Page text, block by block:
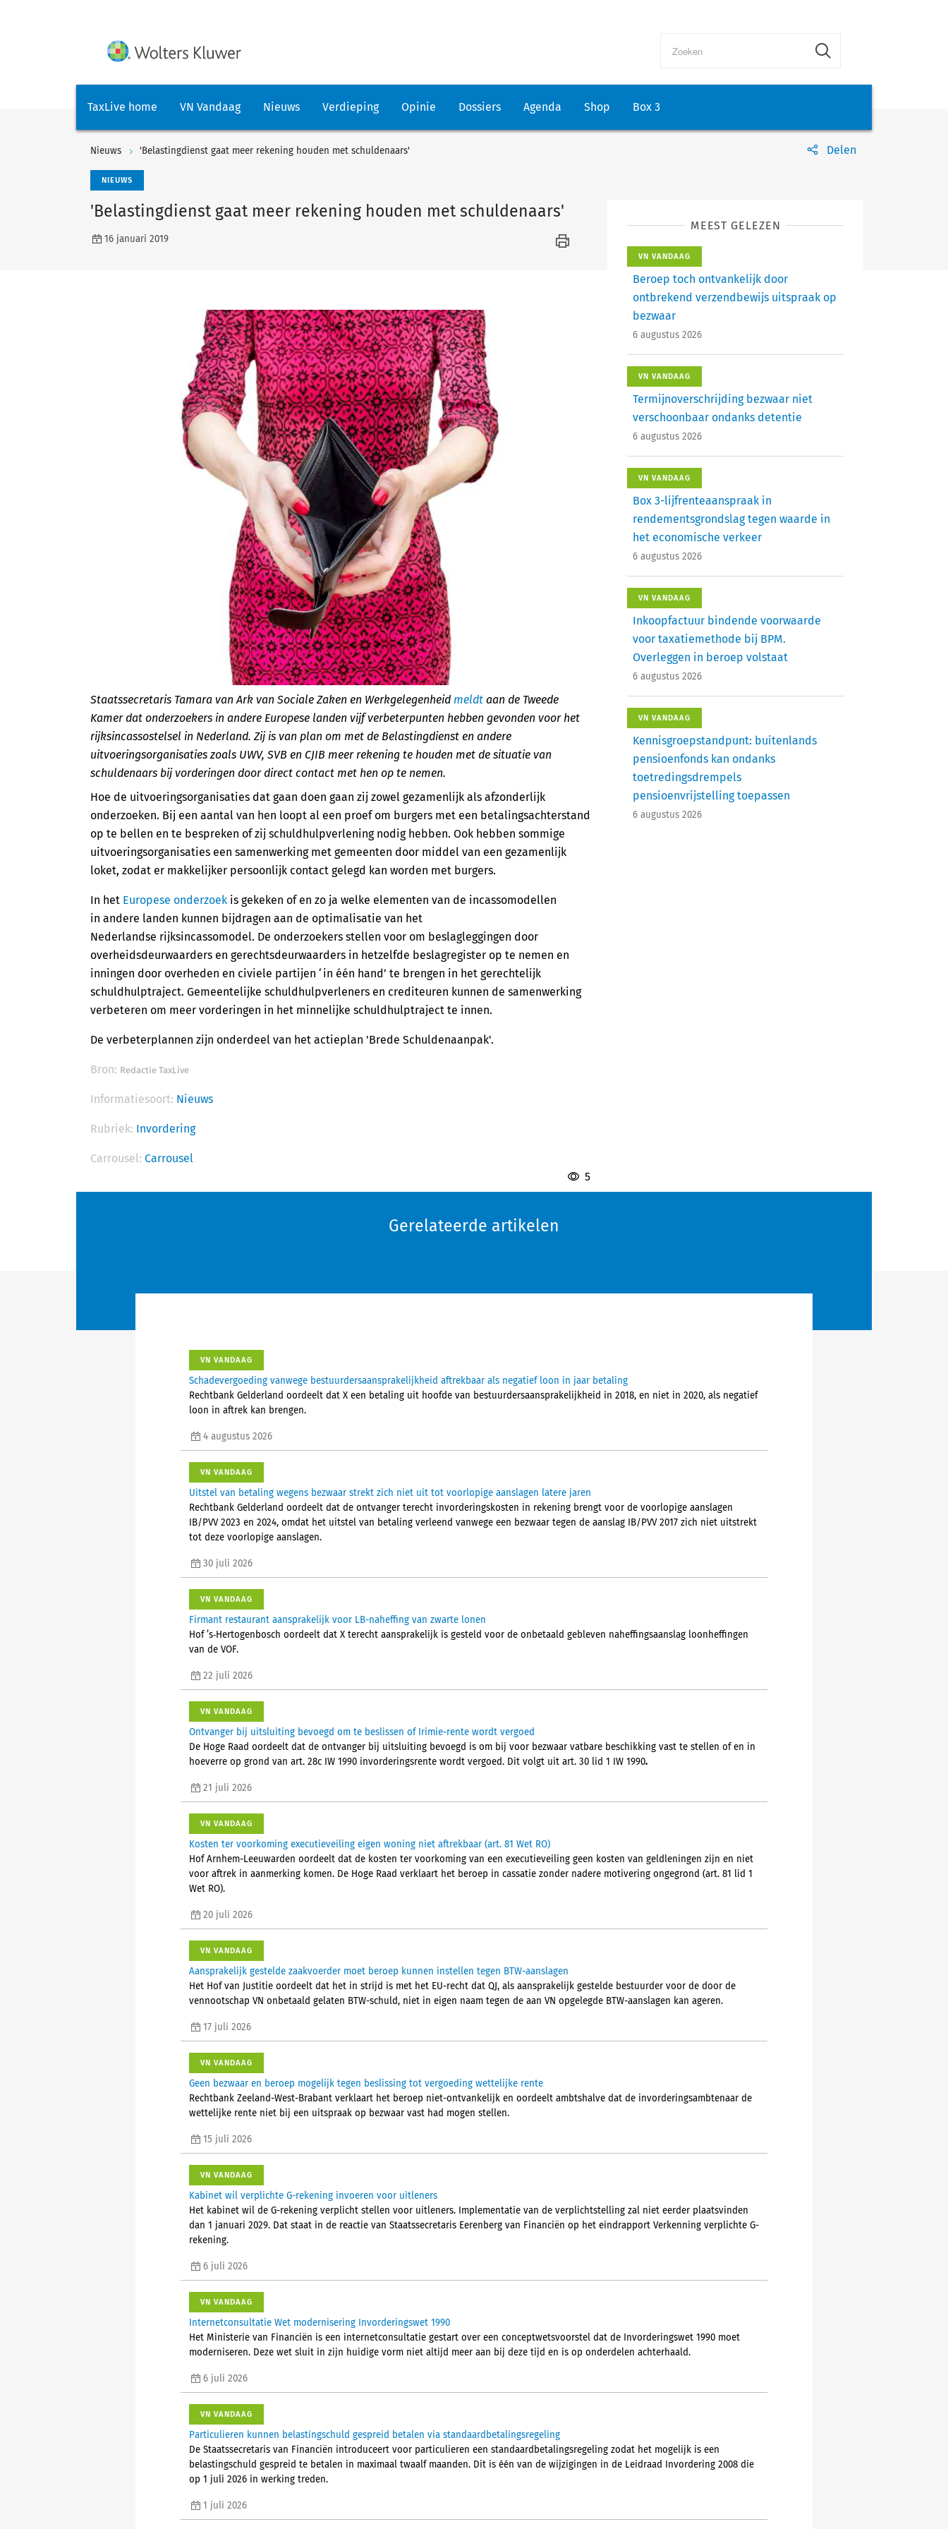
TaxLive home VN Vandaag Nieuws Verdieping Opinie Dossiers Agenda Shop Box 3
Nieuws 'Belastingdienst gaat meer rekening houden met schuldenaars' Delen
NIEUWS
'Belastingdienst gaat meer rekening houden met schuldenaars'
16 januari 2019
Staatssecretaris Tamara van Ark van Sociale Zaken en Werkgelegenheid meldt aan de Tweede
Kamer dat onderzoekers in andere Europese landen vijf verbeterpunten hebben gevonden voor het
rijksincassostelsel in Nederland. Zij is van plan om met de Belastingdienst en andere
uitvoeringsorganisaties zoals UWV, SVB en CJIB meer rekening te houden met de situatie van
schuldenaars bij vorderingen door direct contact met hen op te nemen.
Hoe de uitvoeringsorganisaties dat gaan doen gaan zij zowel gezamenlijk als afzonderlijk
onderzoeken. Bij een aantal van hen loopt al een proef om burgers met een betalingsachterstand
op te bellen en te bespreken of zij schuldhulpverlening nodig hebben. Ook hebben sommige
uitvoeringsorganisaties een samenwerking met gemeenten door middel van een gezamenlijk
loket, zodat er makkelijker persoonlijk contact gelegd kan worden met burgers.
In het Europese onderzoek is gekeken of en zo ja welke elementen van de incassomodellen
in andere landen kunnen bijdragen aan de optimalisatie van het
Nederlandse rijksincassomodel. De onderzoekers stellen voor om beslagleggingen door
overheidsdeurwaarders en gerechtsdeurwaarders in hetzelfde beslagregister op te nemen en
inningen door overheden en civiele partijen ‘in één hand’ te brengen in het gerechtelijk
schuldhulptraject. Gemeentelijke schuldhulpverleners en crediteuren kunnen de samenwerking
verbeteren om meer vorderingen in het minnelijke schuldhulptraject te innen.
De verbeterplannen zijn onderdeel van het actieplan 'Brede Schuldenaanpak'.
Bron: Redactie TaxLive
Informatiesoort: Nieuws
Rubriek: Invordering
Carrousel: Carrousel
5
MEEST GELEZEN
VN VANDAAG
Beroep toch ontvankelijk door
ontbrekend verzendbewijs uitspraak op
bezwaar
6 augustus 2026
VN VANDAAG
Termijnoverschrijding bezwaar niet
verschoonbaar ondanks detentie
6 augustus 2026
VN VANDAAG
Box 3-lijfrenteaanspraak in
rendementsgrondslag tegen waarde in
het economische verkeer
6 augustus 2026
VN VANDAAG
Inkoopfactuur bindende voorwaarde
voor taxatiemethode bij BPM.
Overleggen in beroep volstaat
6 augustus 2026
VN VANDAAG
Kennisgroepstandpunt: buitenlands
pensioenfonds kan ondanks
toetredingsdrempels
pensioenvrijstelling toepassen
6 augustus 2026
Gerelateerde artikelen
VN VANDAAG
Schadevergoeding vanwege bestuurdersaansprakelijkheid aftrekbaar als negatief loon in jaar betaling
Rechtbank Gelderland oordeelt dat X een betaling uit hoofde van bestuurdersaansprakelijkheid in 2018, en niet in 2020, als negatief
loon in aftrek kan brengen.
4 augustus 2026
VN VANDAAG
Uitstel van betaling wegens bezwaar strekt zich niet uit tot voorlopige aanslagen latere jaren
Rechtbank Gelderland oordeelt dat de ontvanger terecht invorderingskosten in rekening brengt voor de voorlopige aanslagen
IB/PVV 2023 en 2024, omdat het uitstel van betaling verleend vanwege een bezwaar tegen de aanslag IB/PVV 2017 zich niet uitstrekt
tot deze voorlopige aanslagen.
30 juli 2026
VN VANDAAG
Firmant restaurant aansprakelijk voor LB-naheffing van zwarte lonen
Hof ’s‑Hertogenbosch oordeelt dat X terecht aansprakelijk is gesteld voor de onbetaald gebleven naheffingsaanslag loonheffingen
van de VOF.
22 juli 2026
VN VANDAAG
Ontvanger bij uitsluiting bevoegd om te beslissen of Irimie-rente wordt vergoed
De Hoge Raad oordeelt dat de ontvanger bij uitsluiting bevoegd is om bij voor bezwaar vatbare beschikking vast te stellen of en in
hoeverre op grond van art. 28c IW 1990 invorderingsrente wordt vergoed. Dit volgt uit art. 30 lid 1 IW 1990.
21 juli 2026
VN VANDAAG
Kosten ter voorkoming executieveiling eigen woning niet aftrekbaar (art. 81 Wet RO)
Hof Arnhem-Leeuwarden oordeelt dat de kosten ter voorkoming van een executieveiling geen kosten van geldleningen zijn en niet
voor aftrek in aanmerking komen. De Hoge Raad verklaart het beroep in cassatie zonder nadere motivering ongegrond (art. 81 lid 1
Wet RO).
20 juli 2026
VN VANDAAG
Aansprakelijk gestelde zaakvoerder moet beroep kunnen instellen tegen BTW-aanslagen
Het Hof van Justitie oordeelt dat het in strijd is met het EU-recht dat QJ, als aansprakelijk gestelde bestuurder voor de door de
vennootschap VN onbetaald gelaten BTW-schuld, niet in eigen naam tegen de aan VN opgelegde BTW-aanslagen kan ageren.
17 juli 2026
VN VANDAAG
Geen bezwaar en beroep mogelijk tegen beslissing tot vergoeding wettelijke rente
Rechtbank Zeeland-West-Brabant verklaart het beroep niet-ontvankelijk en oordeelt ambtshalve dat de invorderingsambtenaar de
wettelijke rente niet bij een uitspraak op bezwaar vast had mogen stellen.
15 juli 2026
VN VANDAAG
Kabinet wil verplichte G-rekening invoeren voor uitleners
Het kabinet wil de G-rekening verplicht stellen voor uitleners. Implementatie van de verplichtstelling zal niet eerder plaatsvinden
dan 1 januari 2029. Dat staat in de reactie van Staatssecretaris Eerenberg van Financiën op het eindrapport Verkenning verplichte G-
rekening.
6 juli 2026
VN VANDAAG
Internetconsultatie Wet modernisering Invorderingswet 1990
Het Ministerie van Financiën is een internetconsultatie gestart over een conceptwetsvoorstel dat de Invorderingswet 1990 moet
moderniseren. Deze wet sluit in zijn huidige vorm niet altijd meer aan bij deze tijd en is op onderdelen achterhaald.
6 juli 2026
VN VANDAAG
Particulieren kunnen belastingschuld gespreid betalen via standaardbetalingsregeling
De Staatssecretaris van Financiën introduceert voor particulieren een standaardbetalingsregeling zodat het mogelijk is een
belastingschuld gespreid te betalen in maximaal twaalf maanden. Dit is één van de wijzigingen in de Leidraad Invordering 2008 die
op 1 juli 2026 in werking treden.
1 juli 2026